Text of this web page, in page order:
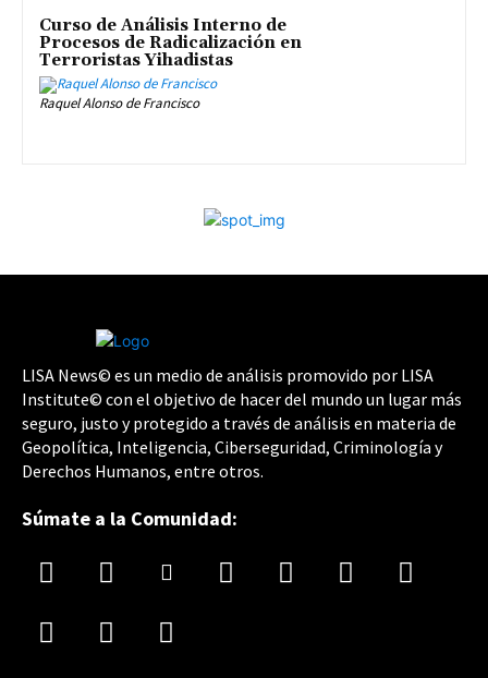
Curso de Análisis Interno de
Procesos de Radicalización en
Terroristas Yihadistas
Raquel Alonso de Francisco
LISA News© es un medio de análisis promovido por LISA
Institute© con el objetivo de hacer del mundo un lugar más
seguro, justo y protegido a través de análisis en materia de
Geopolítica, Inteligencia, Ciberseguridad, Criminología y
Derechos Humanos, entre otros.
Súmate a la Comunidad: